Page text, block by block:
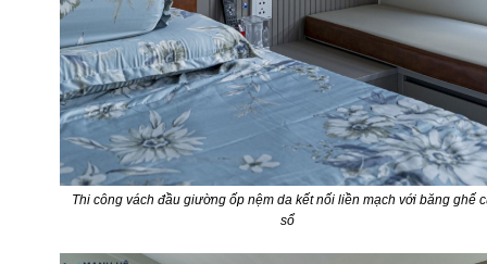
Thi công vách đầu giường ốp nệm da kết nối liền mạch với băng ghế
sổ